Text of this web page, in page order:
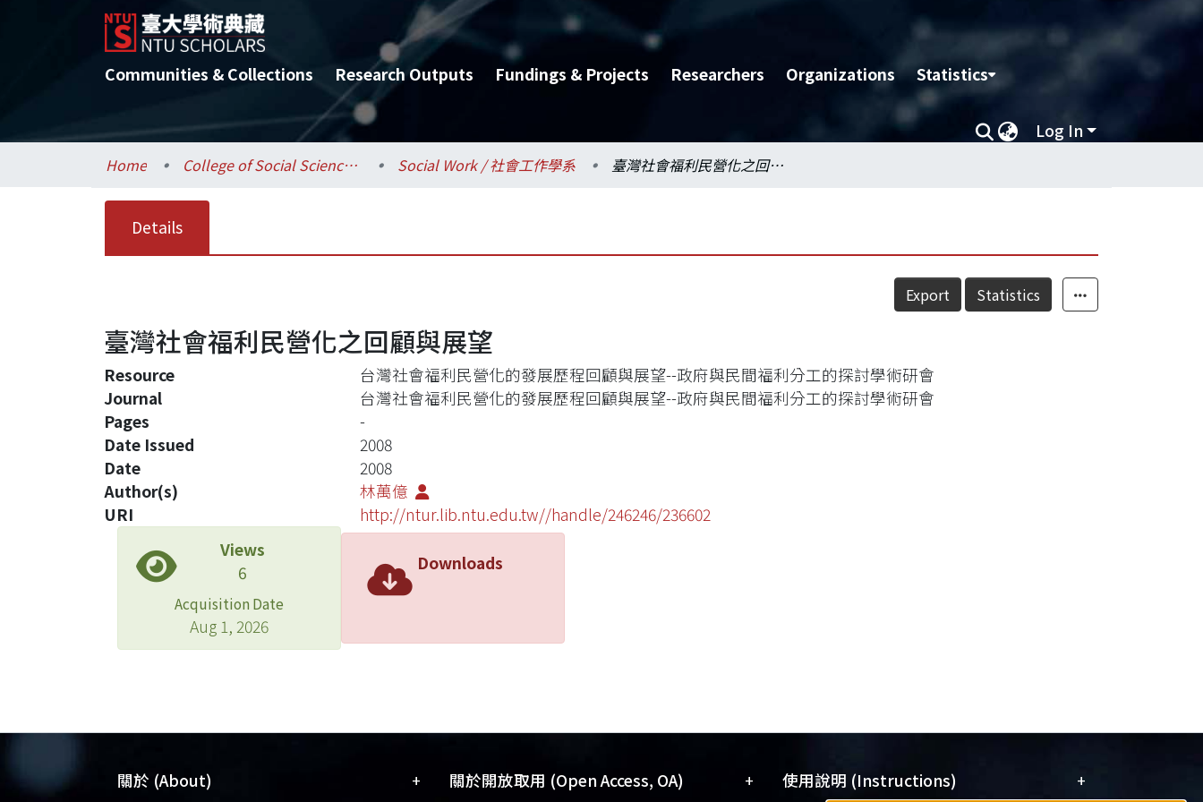
Communities & Collections Research Outputs Fundings & Projects Researchers Organizations Statistics
Log In
Home College of Social Sciences / 社會科學院 Social Work / 社會工作學系 臺灣社會福利民營化之回顧與展望
Details
Export Statistics
臺灣社會福利民營化之回顧與展望
Resource
台灣社會福利民營化的發展歷程回顧與展望--政府與民間福利分工的探討學術研會
Journal
台灣社會福利民營化的發展歷程回顧與展望--政府與民間福利分工的探討學術研會
Pages
-
Date Issued
2008
Date
2008
Author(s)
林萬億
URI
http://ntur.lib.ntu.edu.tw//handle/246246/236602
Views
6
Acquisition Date
Aug 1, 2026
Downloads
關於 (About) + 關於開放取用 (Open Access, OA) + 使用說明 (Instructions) +